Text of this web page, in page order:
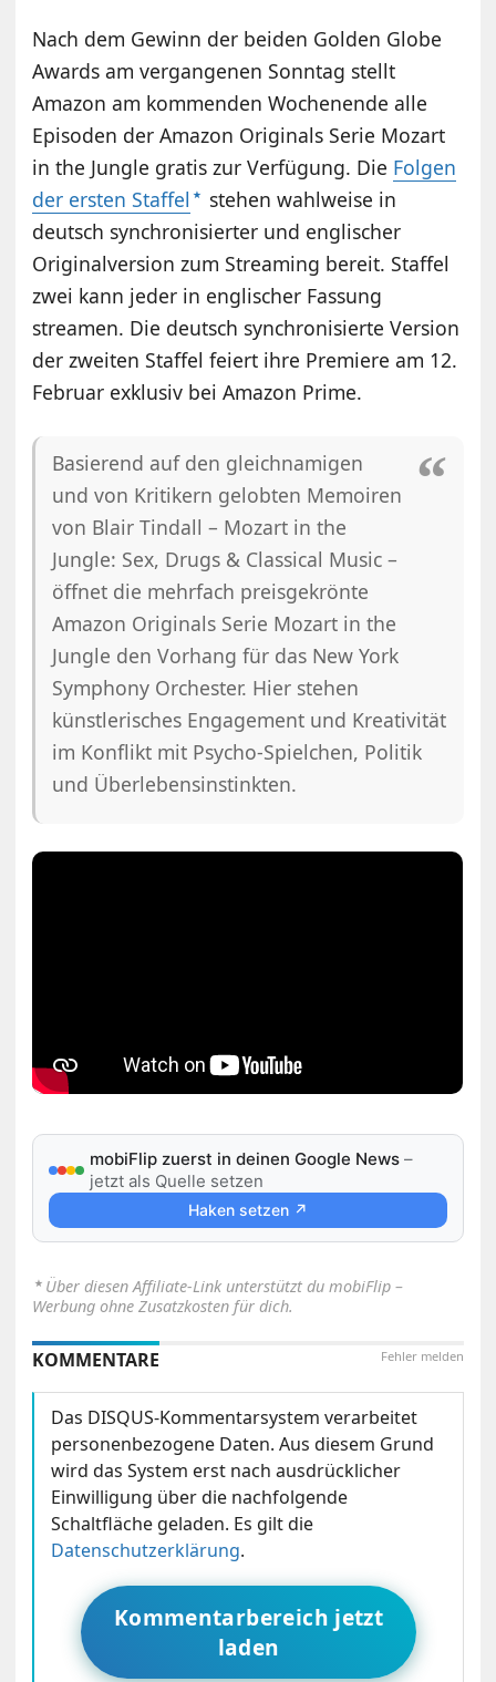
Nach dem Gewinn der beiden Golden Globe
Awards am vergangenen Sonntag stellt
Amazon am kommenden Wochenende alle
Episoden der Amazon Originals Serie Mozart
in the Jungle gratis zur Verfügung. Die Folgen
der ersten Staffel
stehen wahlweise in
deutsch synchronisierter und englischer
Originalversion zum Streaming bereit. Staffel
zwei kann jeder in englischer Fassung
streamen. Die deutsch synchronisierte Version
der zweiten Staffel feiert ihre Premiere am 12.
Februar exklusiv bei Amazon Prime.
Basierend auf den gleichnamigen
und von Kritikern gelobten Memoiren
von Blair Tindall – Mozart in the
Jungle: Sex, Drugs & Classical Music –
öffnet die mehrfach preisgekrönte
Amazon Originals Serie Mozart in the
Jungle den Vorhang für das New York
Symphony Orchester. Hier stehen
künstlerisches Engagement und Kreativität
im Konflikt mit Psycho-Spielchen, Politik
und Überlebensinstinkten.
mobiFlip zuerst in deinen Google News –
jetzt als Quelle setzen
Haken setzen ↗
⋆ Über diesen Affiliate-Link unterstützt du mobiFlip –
Werbung ohne Zusatzkosten für dich.
Fehler melden
KOMMENTARE
Das DISQUS-Kommentarsystem verarbeitet
personenbezogene Daten. Aus diesem Grund
wird das System erst nach ausdrücklicher
Einwilligung über die nachfolgende
Schaltfläche geladen. Es gilt die
Datenschutzerklärung.
Kommentarbereich jetzt
laden